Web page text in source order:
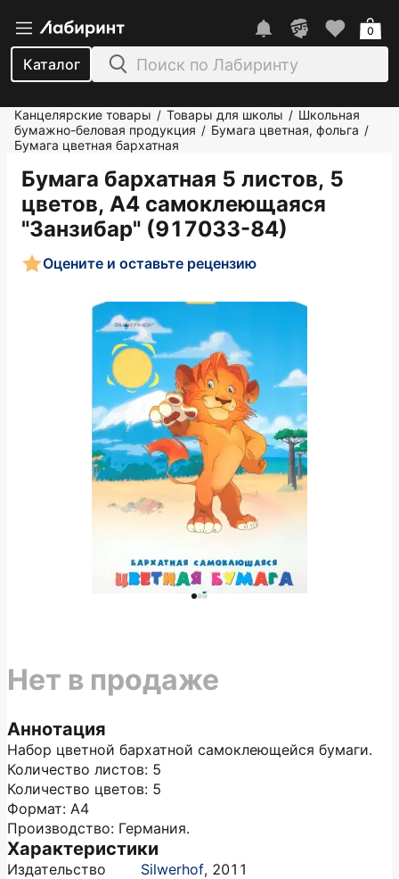
Каталог
0
Канцелярские товары / Товары для школы / Школьная
бумажно-беловая продукция / Бумага цветная, фольга /
Бумага цветная бархатная
Бумага бархатная 5 листов, 5
цветов, А4 самоклеющаяся
"Занзибар" (917033-84)
Оцените и оставьте рецензию
Аннотация
Набор цветной бархатной самоклеющейся бумаги.
Количество листов: 5
Количество цветов: 5
Формат: А4
Производство: Германия.
Характеристики
Издательство Silwerhof, 2011
Нет в продаже